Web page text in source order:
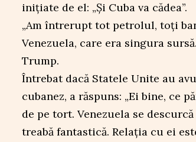
inițiate de el: „Și Cuba va cădea”.
„Am întrerupt tot petrolul, toți
Venezuela, care era singura
Trump.
Întrebat dacă Statele Unite au
cubanez, a răspuns: „Ei bine, ce
de pe tort. Venezuela se
treabă fantastică. Relația cu ei